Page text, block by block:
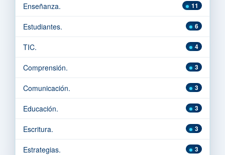
11
Enseñanza.
6
Estudiantes.
4
TIC.
3
Comprensión.
3
Comunicación.
3
Educación.
3
Escritura.
3
Estrategias.